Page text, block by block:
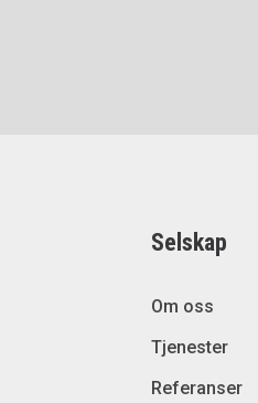
Selskap
Om oss
Tjenester
Referanser